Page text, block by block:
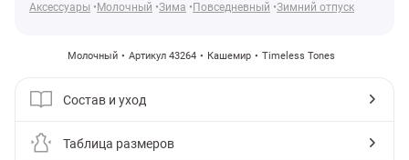
Аксессуары
Молочный Зима Повседневный Зимний отпуск
Молочный Артикул 43264 Кашемир Timeless Tones
Состав и уход
Таблица размеров